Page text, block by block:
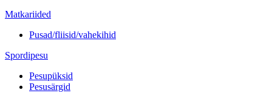
Matkariided
Pusad/fliisid/vahekihid
Spordipesu
Pesupüksid
Pesusärgid